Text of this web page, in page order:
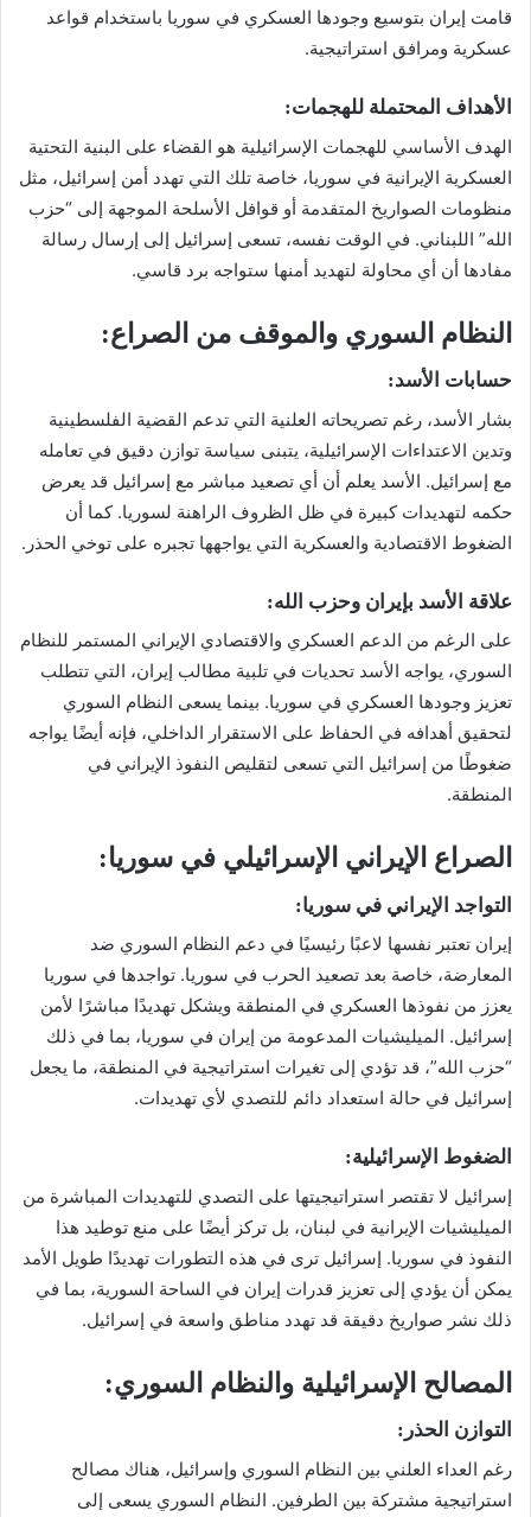
قامت إيران بتوسيع وجودها العسكري في سوريا باستخدام قواعد
عسكرية ومرافق استراتيجية.
الأهداف المحتملة للهجمات:
الهدف الأساسي للهجمات الإسرائيلية هو القضاء على البنية التحتية
العسكرية الإيرانية في سوريا، خاصة تلك التي تهدد أمن إسرائيل، مثل
منظومات الصواريخ المتقدمة أو قوافل الأسلحة الموجهة إلى “حزب
الله” اللبناني. في الوقت نفسه، تسعى إسرائيل إلى إرسال رسالة
مفادها أن أي محاولة لتهديد أمنها ستواجه برد قاسي.
النظام السوري والموقف من الصراع:
حسابات الأسد:
بشار الأسد، رغم تصريحاته العلنية التي تدعم القضية الفلسطينية
وتدين الاعتداءات الإسرائيلية، يتبنى سياسة توازن دقيق في تعامله
مع إسرائيل. الأسد يعلم أن أي تصعيد مباشر مع إسرائيل قد يعرض
حكمه لتهديدات كبيرة في ظل الظروف الراهنة لسوريا. كما أن
الضغوط الاقتصادية والعسكرية التي يواجهها تجبره على توخي الحذر.
علاقة الأسد بإيران وحزب الله:
على الرغم من الدعم العسكري والاقتصادي الإيراني المستمر للنظام
السوري، يواجه الأسد تحديات في تلبية مطالب إيران، التي تتطلب
تعزيز وجودها العسكري في سوريا. بينما يسعى النظام السوري
لتحقيق أهدافه في الحفاظ على الاستقرار الداخلي، فإنه أيضًا يواجه
ضغوطًا من إسرائيل التي تسعى لتقليص النفوذ الإيراني في
المنطقة.
الصراع الإيراني الإسرائيلي في سوريا:
التواجد الإيراني في سوريا:
إيران تعتبر نفسها لاعبًا رئيسيًا في دعم النظام السوري ضد
المعارضة، خاصة بعد تصعيد الحرب في سوريا. تواجدها في سوريا
يعزز من نفوذها العسكري في المنطقة ويشكل تهديدًا مباشرًا لأمن
إسرائيل. الميليشيات المدعومة من إيران في سوريا، بما في ذلك
“حزب الله”، قد تؤدي إلى تغيرات استراتيجية في المنطقة، ما يجعل
إسرائيل في حالة استعداد دائم للتصدي لأي تهديدات.
الضغوط الإسرائيلية:
إسرائيل لا تقتصر استراتيجيتها على التصدي للتهديدات المباشرة من
الميليشيات الإيرانية في لبنان، بل تركز أيضًا على منع توطيد هذا
النفوذ في سوريا. إسرائيل ترى في هذه التطورات تهديدًا طويل الأمد
يمكن أن يؤدي إلى تعزيز قدرات إيران في الساحة السورية، بما في
ذلك نشر صواريخ دقيقة قد تهدد مناطق واسعة في إسرائيل.
المصالح الإسرائيلية والنظام السوري:
التوازن الحذر:
رغم العداء العلني بين النظام السوري وإسرائيل، هناك مصالح
استراتيجية مشتركة بين الطرفين. النظام السوري يسعى إلى